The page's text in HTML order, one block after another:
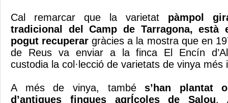
Cal remarcar que la varietat pàmpol
tradicional del Camp de Tarragona, està
pogut recuperargràcies a la mostra que en
de Reus va enviar a la finca El Encín
custodia la col·lecció de varietats de vinya més
A més de vinya, tambés’han plantat
d’antigues finques agrÍcoles de Salou.